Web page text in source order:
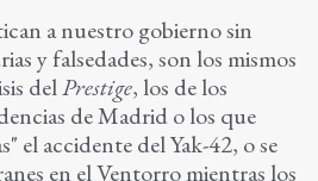
a nuestro gobierno sin
y falsedades, son los mismos
delPrestige, los de los
de Madrid o los que
el accidente del Yak-42, o se
en el Ventorro mientras los